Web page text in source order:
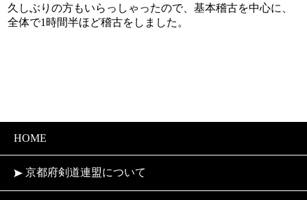
久しぶりの方もいらっしゃったので、基本稽古を中心に、
全体で1時間半ほど稽古をしました。
HOME
京都府剣道連盟について